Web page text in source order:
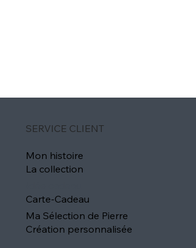
SERVICE CLIENT
Mon histoire
La collection
Carte-Cadeau
Ma Sélection de Pierre
Création personnalisée